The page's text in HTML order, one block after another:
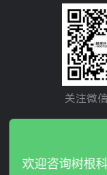
关注微
Copyright © 2024
欢迎咨询树根